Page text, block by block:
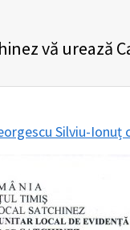
vă urează
Silviu-